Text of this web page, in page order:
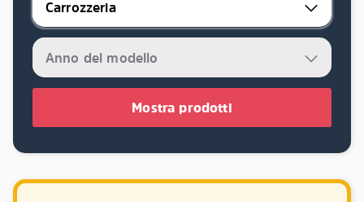
Mostra prodotti